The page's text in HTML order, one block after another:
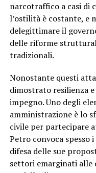
narcotraffico a casi di
l’ostilità è costante, e
delegittimare il
delle riforme
tradizionali.
Nonostante questi
dimostrato resilienza
impegno. Uno degli
amministrazione è lo
civile per partecipare
Petro convoca spesso
difesa delle sue
settori emarginati alle